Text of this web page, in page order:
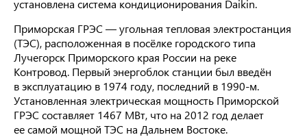
установлена cистема кондиционирования Daikin.
Приморская ГРЭС — угольная тепловая электростанция
(ТЭС), расположенная в посёлке городского типа
Лучегорск Приморского края России на реке
Контровод. Первый энергоблок станции был введён
в эксплуатацию в 1974 году, последний в 1990-м.
Установленная электрическая мощность Приморской
ГРЭС составляет 1467 МВт, что на 2012 год делает
ее самой мощной ТЭС на Дальнем Востоке.